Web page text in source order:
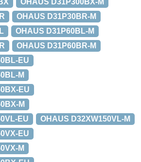
OHAUS D31P300BX-M
OHAUS D31P30BR-M
OHAUS D31P60BL-M
OHAUS D31P60BR-M
EU
M
EU
M
EU
OHAUS D32XW150VL-M
EU
M